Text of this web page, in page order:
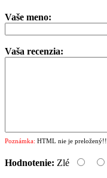
Vaše meno:
Vaša recenzia:
Poznámka: HTML nie je preložený!!
Hodnotenie: Zlé